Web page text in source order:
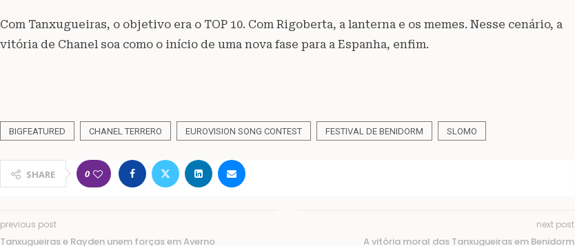
Com Tanxugueiras, o objetivo era o TOP 10. Com Rigoberta, a lanterna e os memes. Nesse cenário, a
vitória de Chanel soa como o início de uma nova fase para a Espanha, enfim.
BIGFEATURED CHANEL TERRERO EUROVISION SONG CONTEST FESTIVAL DE BENIDORM SLOMO
SHARE 0
previous post
Tanxugueiras e Rayden unem forças em Averno
next post
A vitória moral das Tanxugueiras em Benidorm